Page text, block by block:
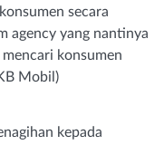
secara
agency yang nantinya
konsumen
Mobil)
kepada